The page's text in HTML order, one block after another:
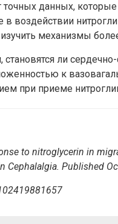
данных,
в воздействии
механизмы
ли
к
при приеме
to nitroglycerin in
Cephalalgia. Published